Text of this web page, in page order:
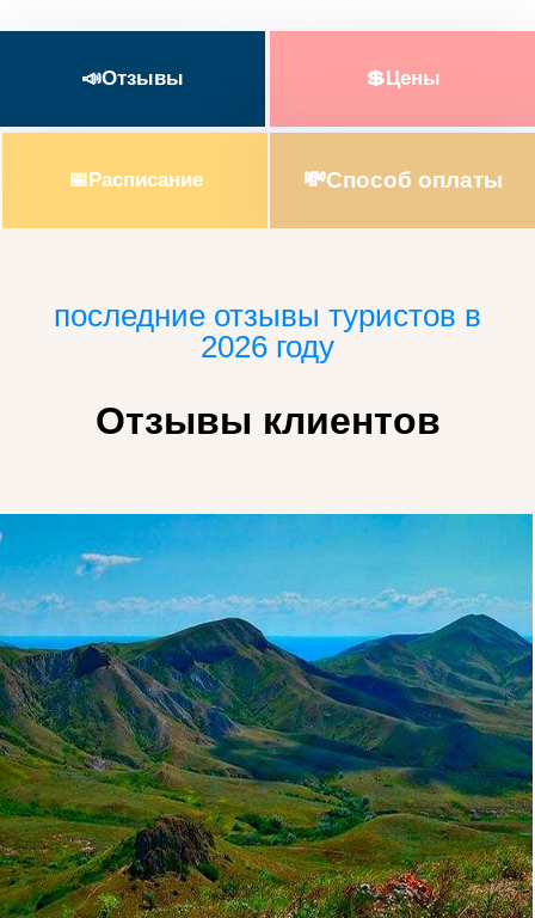
📣Отзывы 💲Цены
📅Расписание 💸Способ оплаты
последние отзывы туристов в
2026 году
Отзывы клиентов